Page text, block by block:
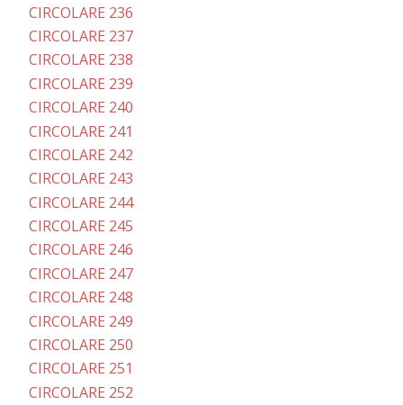
CIRCOLARE 236
CIRCOLARE 237
CIRCOLARE 238
CIRCOLARE 239
CIRCOLARE 240
CIRCOLARE 241
CIRCOLARE 242
CIRCOLARE 243
CIRCOLARE 244
CIRCOLARE 245
CIRCOLARE 246
CIRCOLARE 247
CIRCOLARE 248
CIRCOLARE 249
CIRCOLARE 250
CIRCOLARE 251
CIRCOLARE 252